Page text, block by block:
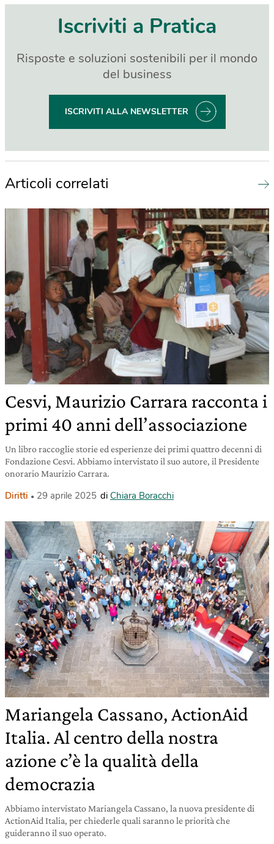
Iscriviti a Pratica
Risposte e soluzioni sostenibili per il mondo
del business
ISCRIVITI ALLA NEWSLETTER
Articoli correlati
Cesvi, Maurizio Carrara racconta i
primi 40 anni dell’associazione
Un libro raccoglie storie ed esperienze dei primi quattro decenni di
Fondazione Cesvi. Abbiamo intervistato il suo autore, il Presidente
onorario Maurizio Carrara.
Diritti 29 aprile 2025 di Chiara Boracchi
Mariangela Cassano, ActionAid
Italia. Al centro della nostra
azione c’è la qualità della
democrazia
Abbiamo intervistato Mariangela Cassano, la nuova presidente di
ActionAid Italia, per chiederle quali saranno le priorità che
guideranno il suo operato.